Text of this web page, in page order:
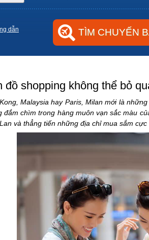
dẫn
đồ shopping không thể bỏ
Malaysia hay Paris, Milan mới là
đắm chìm trong hàng muôn vạn sắc màu
và thẳng tiến những địa chỉ mua sắm cực